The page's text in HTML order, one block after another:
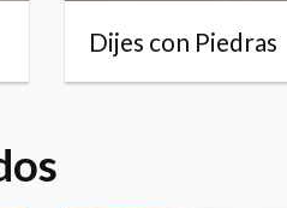
Dijes con Piedras